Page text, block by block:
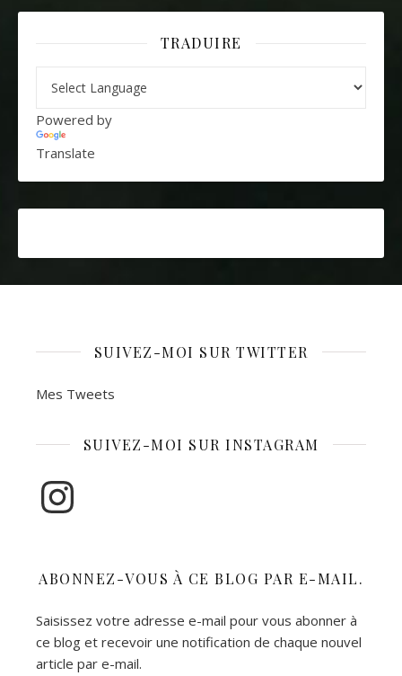
TRADUIRE
Powered by
Translate
SUIVEZ-MOI SUR TWITTER
Mes Tweets
SUIVEZ-MOI SUR INSTAGRAM
Instagram
ABONNEZ-VOUS À CE BLOG PAR E-MAIL.
Saisissez votre adresse e-mail pour vous abonner à
ce blog et recevoir une notification de chaque nouvel
article par e-mail.